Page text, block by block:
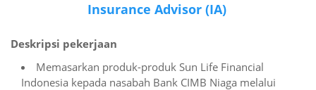
Insurance Advisor (IA)
Deskripsi pekerjaan
Memasarkan produk-produk Sun Life Financial
Indonesia kepada nasabah Bank CIMB Niaga melalui